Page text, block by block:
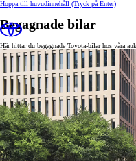
Hoppa till huvudinnehåll (Tryck på Enter)
Begagnade bilar
Här hittar du begagnade Toyota-bilar hos våra